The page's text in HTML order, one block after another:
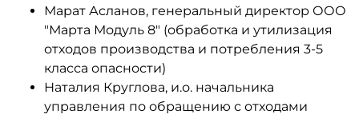
Марат Асланов, генеральный директор ООО
"Марта Модуль 8" (обработка и утилизация
отходов производства и потребления 3-5
класса опасности)
Наталия Круглова, и.о. начальника
управления по обращению с отходами